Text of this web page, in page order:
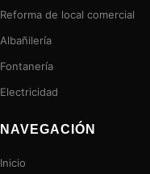
Reforma de local comercial
Albañilería
Fontanería
Electricidad
NAVEGACIÓN
Inicio